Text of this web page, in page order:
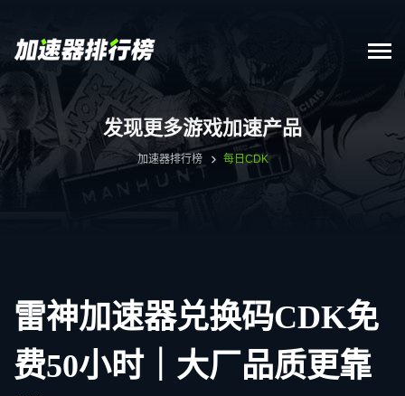
发现更多游戏加速产品
加速器排行榜 每日CDK
雷神加速器兑换码CDK免
费50小时｜大厂品质更靠